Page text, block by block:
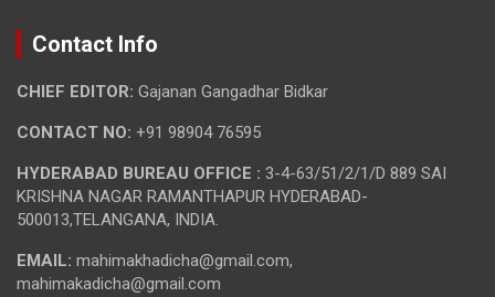
Contact Info
CHIEF EDITOR: Gajanan Gangadhar Bidkar
CONTACT NO: +91 98904 76595
HYDERABAD BUREAU OFFICE : 3-4-63/51/2/1/D 889 SAI
KRISHNA NAGAR RAMANTHAPUR HYDERABAD-
500013,TELANGANA, INDIA.
EMAIL: mahimakhadicha@gmail.com,
mahimakadicha@gmail.com